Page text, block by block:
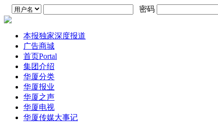
密码
本报独家深度报道
广告商城
首页Portal
集团介绍
华厦分类
华厦报业
华厦之声
华厦电视
华厦传媒大事记